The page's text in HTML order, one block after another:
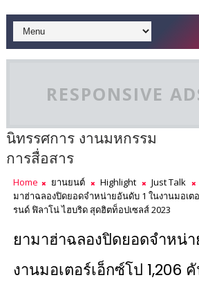
RESPONSIVE
นิทรรศการ งานมหกรรม
การสื่อสาร
Home ยานยนต์ Highlight Just Talk
มาฮ่าฉลองปิดยอดจำหน่ายอันดับ 1 ในงานมอเต
รนด์ ฟิลาโน่ ไฮบริด สุดฮิตท็อปเซลส์ 2023
ยามาฮ่าฉลองปิดยอดจำหน่
งานมอเตอร์เอ็กซ์โป 1,206